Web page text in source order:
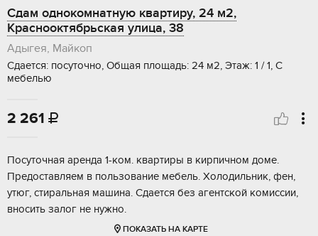
Сдам однокомнатную квартиру, 24 м2,
Краснооктябрьская улица, 38
Адыгея, Майкоп
Сдается: посуточно, Общая площадь: 24 м2, Этаж: 1 / 1, С
мебелью
2 261 
Посуточная аренда 1-ком. квартиры в кирпичном доме.
Предоставляем в пользование мебель. Холодильник, фен,
утюг, стиральная машина. Сдается без агентской комиссии,
вносить залог не нужно.
ПОКАЗАТЬ НА КАРТЕ